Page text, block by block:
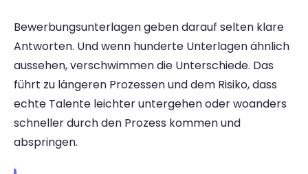
Bewerbungsunterlagen geben darauf selten klare
Antworten. Und wenn hunderte Unterlagen ähnlich
aussehen, verschwimmen die Unterschiede. Das
führt zu längeren Prozessen und dem Risiko, dass
echte Talente leichter untergehen oder woanders
schneller durch den Prozess kommen und
abspringen.